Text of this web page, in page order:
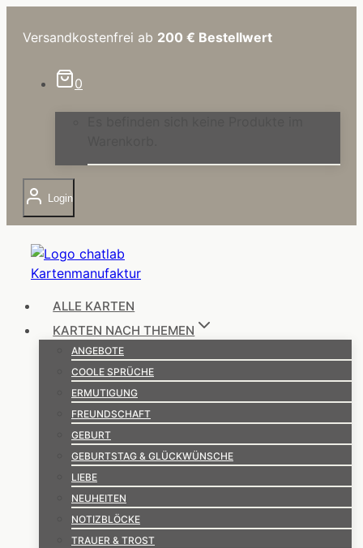
Inhalt
Versandkostenfrei ab 200 € Bestellwert
0
Login
ALLE KARTEN
KARTEN NACH THEMEN
ANGEBOTE
COOLE SPRÜCHE
ERMUTIGUNG
FREUNDSCHAFT
GEBURT
GEBURTSTAG & GLÜCKWÜNSCHE
LIEBE
NEUHEITEN
NOTIZBLÖCKE
TRAUER & TROST